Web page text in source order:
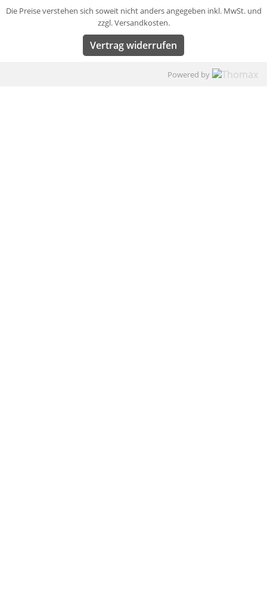
Die Preise verstehen sich soweit nicht anders angegeben inkl. MwSt. und
zzgl. Versandkosten.
Vertrag widerrufen
Powered by